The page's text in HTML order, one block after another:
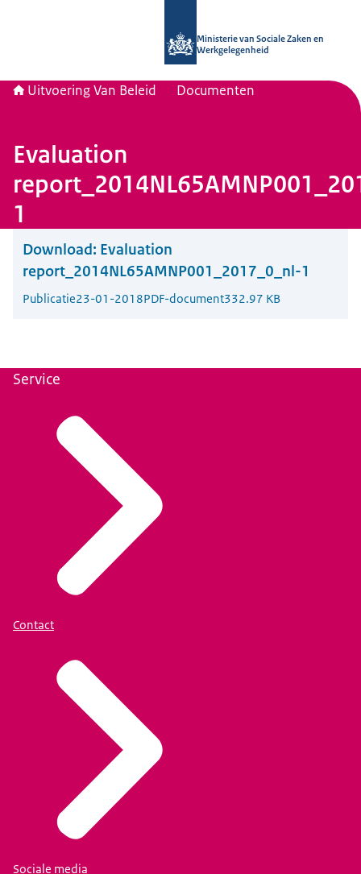
Ministerie van Sociale Zaken en
Werkgelegenheid
Uitvoering Van Beleid Documenten
Evaluation
1
Download: Evaluation
report_2014NL65AMNP001_2017_0_nl-1
Publicatie23-01-2018PDF-document332.97 KB
Service
Contact
Sociale media